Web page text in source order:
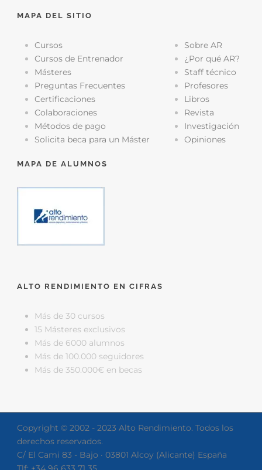
MAPA DEL SITIO
Cursos
Cursos de Entrenador
Másteres
Preguntas Frecuentes
Certificaciones
Colaboraciones
Métodos de pago
Solicita beca para un Máster
Sobre AR
¿Por qué AR?
Staff técnico
Profesores
Libros
Revista
Investigación
Opiniones
MAPA DE ALUMNOS
ALTO RENDIMIENTO EN CIFRAS
Más de 30 cursos
15 Másteres exclusivos
Más de 6000 alumnos
Más de 100.000 seguidores
Más de 350.000€ en becas
Copyright © 2002 - 2023 Alto Rendimiento. Todos los
derechos reservados.
C/ El Cami 83 - Bajo · 03801 Alcoy (Alicante) España